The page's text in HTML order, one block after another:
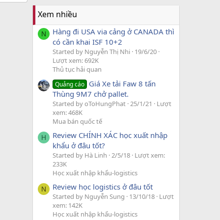
Xem nhiều
N
Hàng đi USA via cảng ở CANADA thì
có cần khai ISF 10+2
Started by Nguyễn Thị Nhi 19/6/20
Lượt xem: 692K
Thủ tục hải quan
Quảng cáo Giá Xe tải Faw 8 tấn
Thùng 9M7 chở pallet.
Started by oToHungPhat 25/1/21
Lượt
xem: 468K
Mua bán quốc tế
H
Review CHÍNH XÁC học xuất nhập
khẩu ở đâu tốt?
Started by Hà Linh 2/5/18 Lượt xem:
233K
Học xuất nhập khẩu-logistics
N Review học logistics ở đâu tốt
Started by Nguyễn Sung 13/10/18 Lượt
xem: 142K
Học xuất nhập khẩu-logistics